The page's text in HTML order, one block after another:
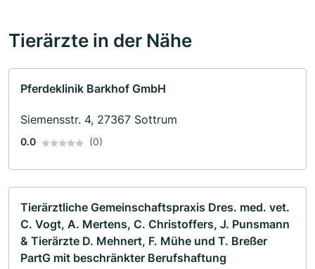
Tierärzte in der Nähe
Pferdeklinik Barkhof GmbH
Siemensstr. 4, 27367 Sottrum
0.0 (0)
Tierärztliche Gemeinschaftspraxis Dres. med. vet.
C. Vogt, A. Mertens, C. Christoffers, J. Punsmann
& Tierärzte D. Mehnert, F. Mühe und T. Breßer
PartG mit beschränkter Berufshaftung